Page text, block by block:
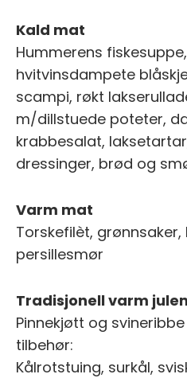
Kald mat
Hummerens
hvitvinsdampete
scampi, røkt
m/dillstuede poteter,
krabbesalat,
dressinger, brød og
Varm mat
Torskefilèt,
persillesmør
Tradisjonell varm
Pinnekjøtt og
tilbehør:
Kålrotstuing, surkål,